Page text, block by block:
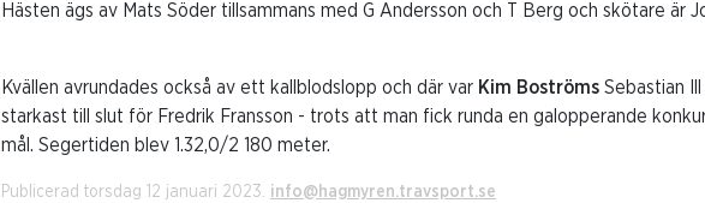
Hästen ägs av Mats Söder tillsammans med G Andersson och T Berg och skötare är
Kvällen avrundades också av ett kallblodslopp och där var Kim Boströms Sebastian
starkast till slut för Fredrik Fransson - trots att man fick runda en galopperande
mål. Segertiden blev 1.32,0/2 180 meter.
Publicerad torsdag 12 januari 2023. info@hagmyren.travsport.se